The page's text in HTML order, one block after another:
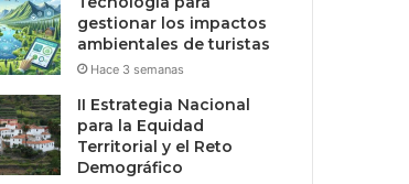
gestionar los impactos
ambientales de turistas
Hace 3 semanas
II Estrategia Nacional
para la Equidad
Territorial y el Reto
Demográfico